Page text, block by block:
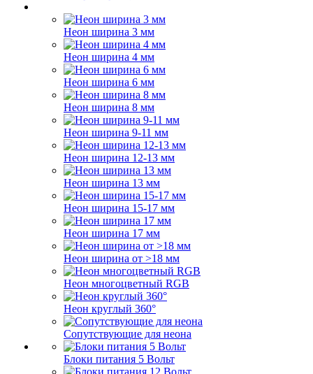
Неон ширина 3 мм
Неон ширина 4 мм
Неон ширина 6 мм
Неон ширина 8 мм
Неон ширина 9-11 мм
Неон ширина 12-13 мм
Неон ширина 13 мм
Неон ширина 15-17 мм
Неон ширина 17 мм
Неон ширина от >18 мм
Неон многоцветный RGB
Неон круглый 360°
Сопутствующие для неона
Блоки питания 5 Вольт